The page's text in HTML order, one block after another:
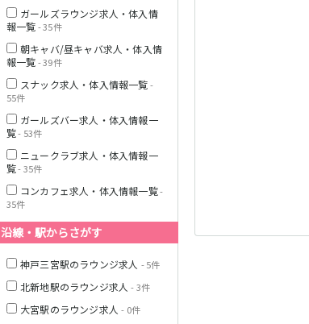
ガールズラウンジ求人・体入情
報一覧- 35件
朝キャバ/昼キャバ求人・体入情
報一覧- 39件
スナック求人・体入情報一覧-
55件
ガールズバー求人・体入情報一
覧- 53件
ニュークラブ求人・体入情報一
覧- 35件
コンカフェ求人・体入情報一覧-
35件
沿線・駅からさがす
神戸三宮駅のラウンジ求人 - 5件
北新地駅のラウンジ求人- 3件
大宮駅のラウンジ求人- 0件
Osaka Metro堺
筋線
近鉄難波線
Osaka Metro千
つ橋線
路線)(加茂～Ｊ
Ｒ難波)
近鉄奈良線